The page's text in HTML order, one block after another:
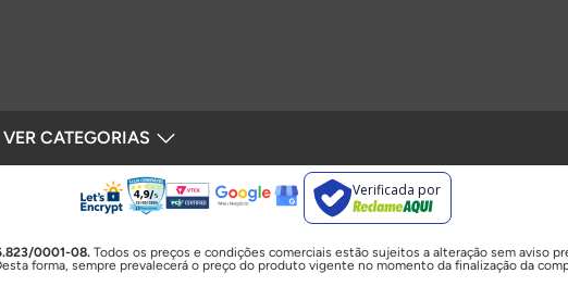
Bacias Sanitárias e Assentos
Bacias Sanitárias
Caixas Acopladas
Base de Válvula
Kits Conversores
VER CATEGORIAS
SEGURANÇA
Verificada por
0001-08. Todos os preços e condições comerciais estão sujeitos a alteração sem aviso
forma, sempre prevalecerá o preço do produto vigente no momento da finalização da